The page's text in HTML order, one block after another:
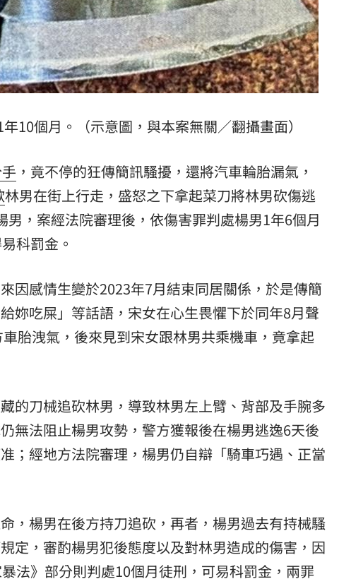
10個月。（示意圖，與本案無關／翻攝畫面）
，竟不停的狂傳簡訊騷擾，還將汽車輪胎漏氣，
林男在街上行走，盛怒之下拿起菜刀將林男砍傷逃
，案經法院審理後，依傷害罪判處楊男1年6個月
科罰金。
因感情生變於2023年7月結束同居關係，於是傳簡
妳吃屎」等話語，宋女在心生畏懼下於同年8月聲
胎洩氣，後來見到宋女跟林男共乘機車，竟拿起
的刀械追砍林男，導致林男左上臂、背部及手腕多
無法阻止楊男攻勢，警方獲報後在楊男逃逸6天後
；經地方法院審理，楊男仍自辯「騎車巧遇、正當
，楊男在後方持刀追砍，再者，楊男過去有持械騷
定，審酌楊男犯後態度以及對林男造成的傷害，因
法》部分則判處10個月徒刑，可易科罰金，兩罪